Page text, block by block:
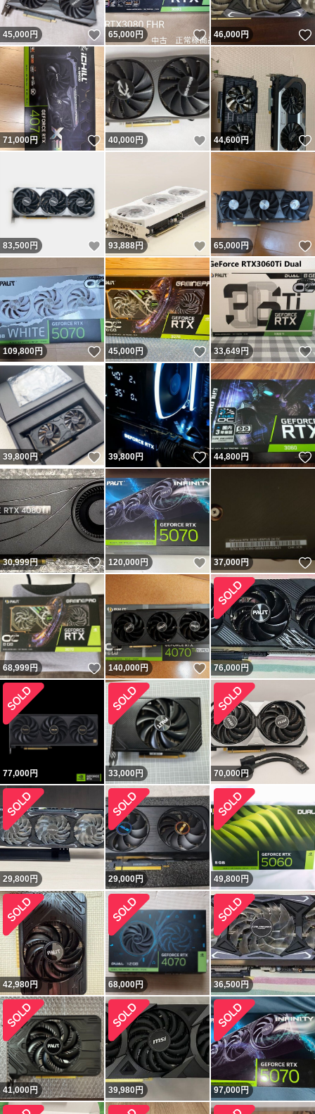
45,000円 いいね！
65,000円 いいね！
46,000円
71,000円 いいね！
40,000 円 いいね！
44,600円
83,500 円 いいね！
93,888円 いいね！
65,000円
109,800円 いいね！
45,000円 いいね！
33,649円
39,800円 いいね！
39,800円 いいね！
44,800円
30,999円 いいね！
120,000 円 いいね！
37,000円
68,999円 いいね！
140,000円 いいね！
76,000円
77,000円 33,000円 70,000円
29,800円 29,000円 49,800円
42,980円 68,000円 36,500円
41,000円 39,980円 97,000円